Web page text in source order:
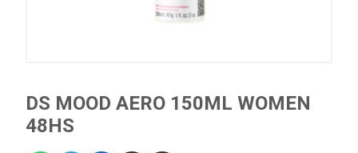
DS MOOD AERO 150ML WOMEN
48HS